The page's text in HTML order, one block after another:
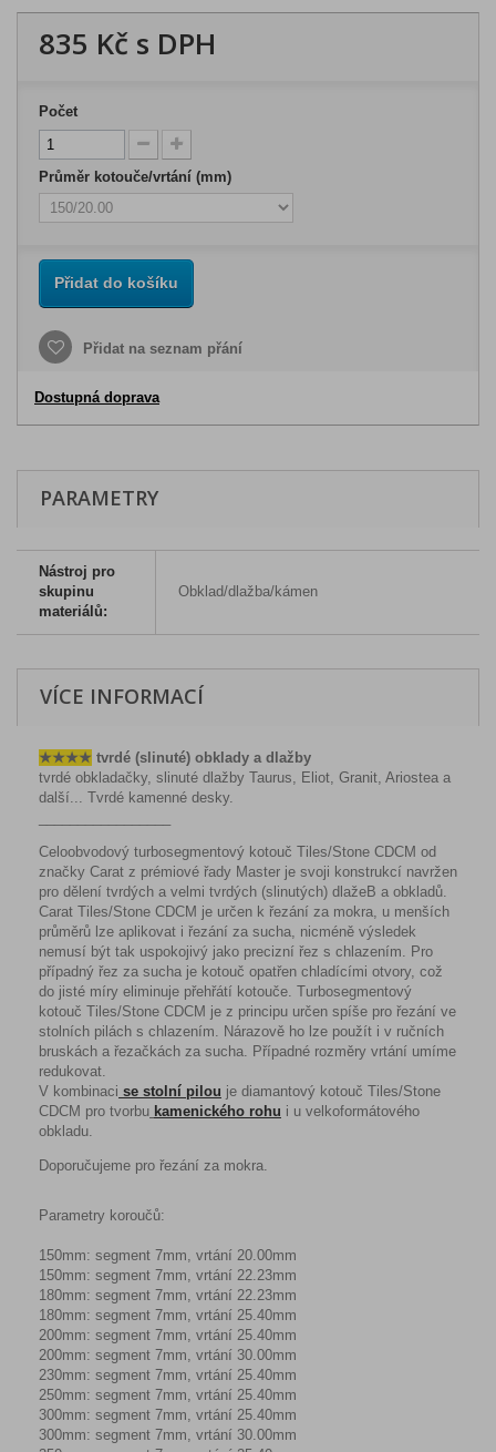
835 Kč s DPH
Počet
Průměr kotouče/vrtání (mm)
Přidat do košíku
Přidat na seznam přání
Dostupná doprava
PARAMETRY
Nástroj pro
skupinu
materiálů:
Obklad/dlažba/kámen
VÍCE INFORMACÍ
★★★★ tvrdé (slinuté) obklady a dlažby
tvrdé obkladačky, slinuté dlažby Taurus, Eliot, Granit, Ariostea a
další... Tvrdé kamenné desky.
Celoobvodový turbosegmentový kotouč Tiles/Stone CDCM od
značky Carat z prémiové řady Master je svoji konstrukcí navržen
pro dělení tvrdých a velmi tvrdých (slinutých) dlažeB a obkladů.
Carat Tiles/Stone CDCM je určen k řezání za mokra, u menších
průměrů lze aplikovat i řezání za sucha, nicméně výsledek
nemusí být tak uspokojivý jako precizní řez s chlazením. Pro
případný řez za sucha je kotouč opatřen chladícími otvory, což
do jisté míry eliminuje přehřátí kotouče. Turbosegmentový
kotouč Tiles/Stone CDCM je z principu určen spíše pro řezání ve
stolních pilách s chlazením. Nárazově ho lze použít i v ručních
bruskách a řezačkách za sucha. Případné rozměry vrtání umíme
redukovat.
V kombinaci se stolní pilou je diamantový kotouč Tiles/Stone
CDCM pro tvorbu kamenického rohu i u velkoformátového
obkladu.
Doporučujeme pro řezání za mokra.
Parametry koroučů:
150mm: segment 7mm, vrtání 20.00mm
150mm: segment 7mm, vrtání 22.23mm
180mm: segment 7mm, vrtání 22.23mm
180mm: segment 7mm, vrtání 25.40mm
200mm: segment 7mm, vrtání 25.40mm
200mm: segment 7mm, vrtání 30.00mm
230mm: segment 7mm, vrtání 25.40mm
250mm: segment 7mm, vrtání 25.40mm
300mm: segment 7mm, vrtání 25.40mm
300mm: segment 7mm, vrtání 30.00mm